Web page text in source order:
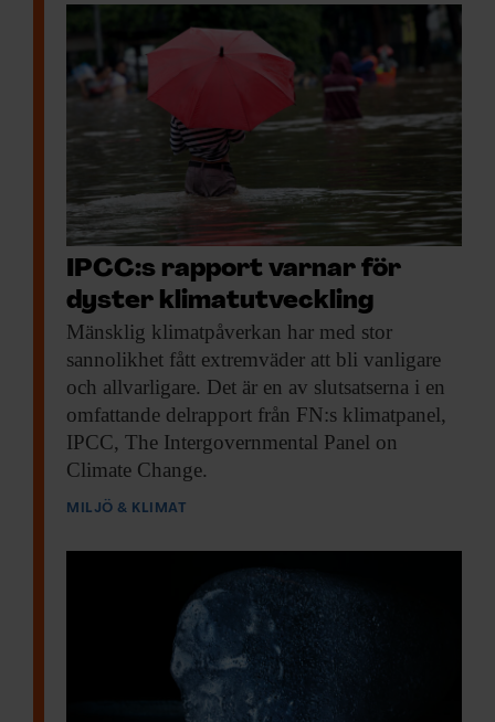
IPCC:s rapport varnar för
dyster klimatutveckling
Mänsklig klimatpåverkan har med stor
sannolikhet fått extremväder att bli vanligare
och allvarligare. Det är en av slutsatserna i en
omfattande delrapport från FN:s klimatpanel,
IPCC, The Intergovernmental Panel on
Climate Change.
MILJÖ & KLIMAT